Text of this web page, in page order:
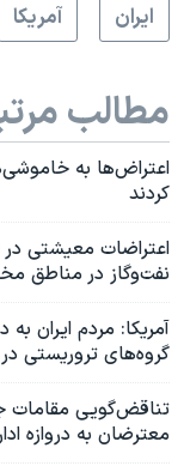
ايران
آمريکا
مطالب
اعتراض‌‌ها به
کردند
اعتراضات معیشتی در
نفت‌وگاز در مناطق
آمریکا: مردم ایران
گروه‌های تروریستی
تناقض‌گویی مقامات
معترضان به دروازه